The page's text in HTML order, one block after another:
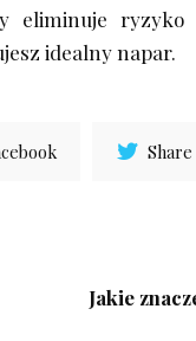
eliminuje
idealny napar.
Jakie